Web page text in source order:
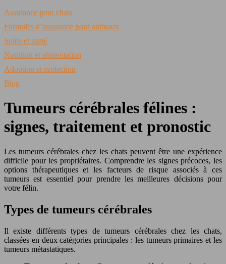
Assurance pour chats
Formules d’assurance pour animaux
Soins et santé
Nutrition et alimentation
Adoption et protection
Blog
Tumeurs cérébrales félines :
signes, traitement et pronostic
Les tumeurs cérébrales chez les chats peuvent être une expérience
difficile pour les propriétaires. Comprendre les signes précoces, les
options thérapeutiques et les facteurs de risque associés à ces
tumeurs est essentiel pour prendre les meilleures décisions pour
votre félin.
Types de tumeurs cérébrales
Il existe différents types de tumeurs cérébrales chez les chats,
classées en deux catégories principales : les tumeurs primaires et les
tumeurs métastatiques.